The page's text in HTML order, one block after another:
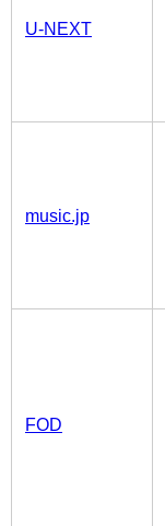
U-NEXT
music.jp
FOD